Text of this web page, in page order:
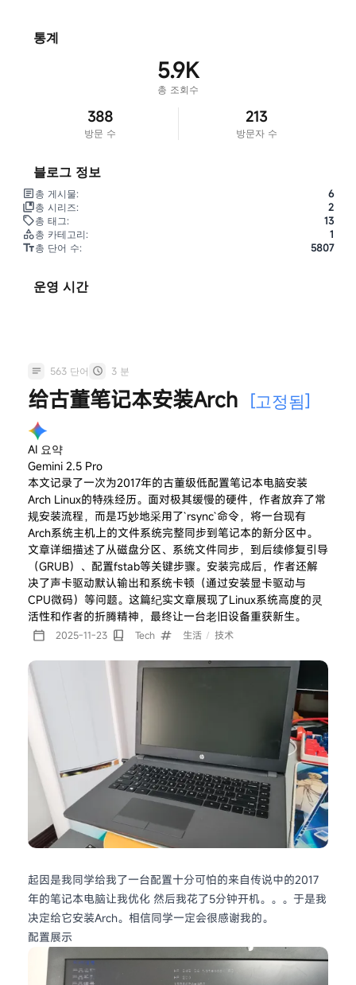
통계
5.9K
총 조회수
388
방문 수
213
방문자 수
블로그 정보
총 게시물:
6
총 시리즈:
2
총 태그:
13
총 카테고리:
1
총 단어 수:
5807
운영 시간
563 단어 3 분
给古董笔记本安装Arch [고정됨]
AI 요약
Gemini 2.5 Pro
本文记录了一次为2017年的古董级低配置笔记本电脑安装
Arch Linux的特殊经历。面对极其缓慢的硬件，作者放弃了常
规安装流程，而是巧妙地采用了`rsync`命令，将一台现有
Arch系统主机上的文件系统完整同步到笔记本的新分区中。
文章详细描述了从磁盘分区、系统文件同步，到后续修复引导
（GRUB）、配置fstab等关键步骤。安装完成后，作者还解
决了声卡驱动默认输出和系统卡顿（通过安装显卡驱动与
CPU微码）等问题。这篇纪实文章展现了Linux系统高度的灵
活性和作者的折腾精神，最终让一台老旧设备重获新生。
2025-11-23 Tech 生活 / 技术
起因是我同学给我了一台配置十分可怕的来自传说中的2017
年的笔记本电脑让我优化 然后我花了5分钟开机。。。于是我
决定给它安装Arch。相信同学一定会很感谢我的。
配置展示